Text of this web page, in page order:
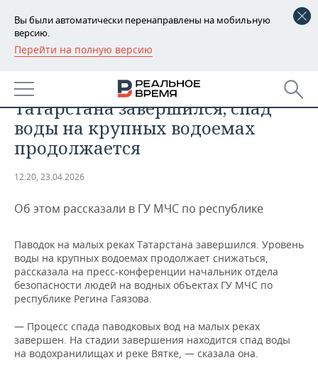
Вы были автоматически перенаправлены на мобильную
версию.
Перейти на полную версию
РЕГИОНЫ
БАШКОРТОСТАН
ТАТАРСТАН
УДМУРТИЯ
НОВОСТИ
АНАЛИТИКА
НОВОСТИ АНАЛИТИКИ
ДЕКЛАРАЦИИ О ДОХОДАХ
КОРОЛИ ГОСЗАКАЗА ПФО
ВУЗЫ ТАТАРСТАНА
КОМУ ПРИНАДЛЕЖАТ
ТОРГОВЫЕ ЦЕНТРЫ
ТАТАРСТАНА
ЭКОНОМИКА
НОВОСТИ ЭКОНОМИКИ
ФИНАНСЫ
БАНКИ
БЮДЖЕТ
ПРОМЫШЛЕННОСТЬ
НОВОСТИ
АГРОПРОМ
МАШИНОСТРОЕНИЕ
НЕФТЕХИМИЯ
НЕФТЬ
НЕДВИЖИМОСТЬ
НОВОСТИ НЕДВИЖИМОСТИ
АВТО
НОВОСТИ АВТО
БИЗНЕС
РОЗНИЧНАЯ ТОРГОВЛЯ
НОВОСТИ ТЕХНОЛОГИЙ
МЕРОПРИЯТИЯ
МЧС: паводок на малых реках
Татарстана завершился, спад
воды на крупных водоемах
продолжается
12:20, 23.04.2026
Об этом рассказали в ГУ МЧС по республике
Паводок на малых реках Татарстана завершился. Уровень
воды на крупных водоемах продолжает снижаться,
рассказала на пресс‑конференции начальник отдела
безопасности людей на водных объектах ГУ МЧС по
республике Регина Гаязова.
— Процесс спада паводковых вод на малых реках
завершен. На стадии завершения находится спад воды
на водохранилищах и реке Вятке, — сказала она.